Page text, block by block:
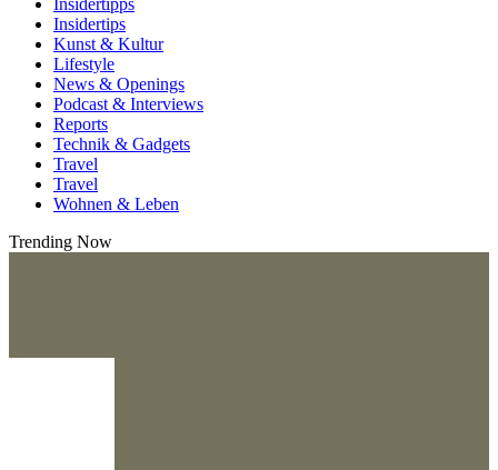
Insidertips
Kunst & Kultur
Lifestyle
News & Openings
Podcast & Interviews
Reports
Technik & Gadgets
Travel
Travel
Wohnen & Leben
Trending Now